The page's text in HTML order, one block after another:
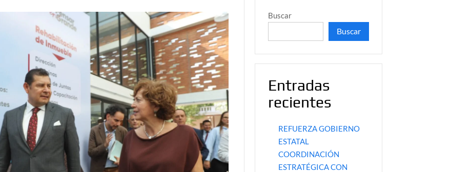
Buscar
Buscar
Entradas
recientes
REFUERZA GOBIERNO
ESTATAL
COORDINACIÓN
ESTRATÉGICA CON